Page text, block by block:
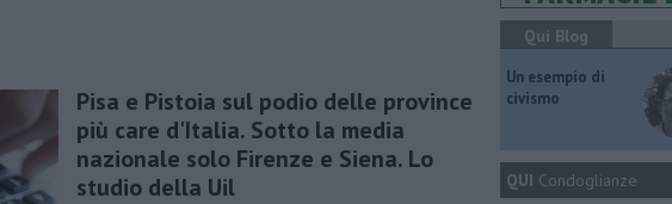
Pisa e Pistoia sul podio delle province
più care d'Italia. Sotto la media
nazionale solo Firenze e Siena. Lo
studio della Uil
Qui Blog
​Un esempio di
civismo
QUI Condoglianze